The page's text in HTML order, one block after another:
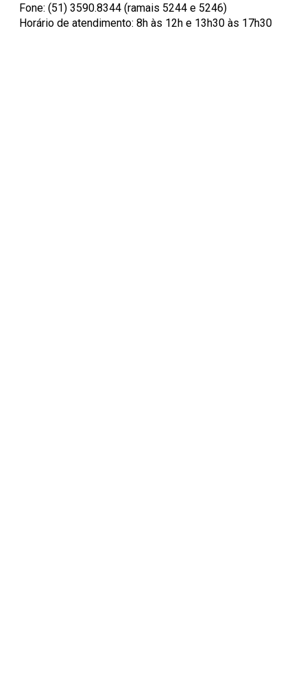
Fone: (51) 3590.8344 (ramais 5244 e 5246)
Horário de atendimento: 8h às 12h e 13h30 às 17h30